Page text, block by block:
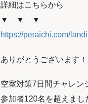
詳細はこちらから
▼ ▼ ▼
https://peraichi.com/
ありがとうございます！
空室対策7日間チャレン
参加者120名を超えまし